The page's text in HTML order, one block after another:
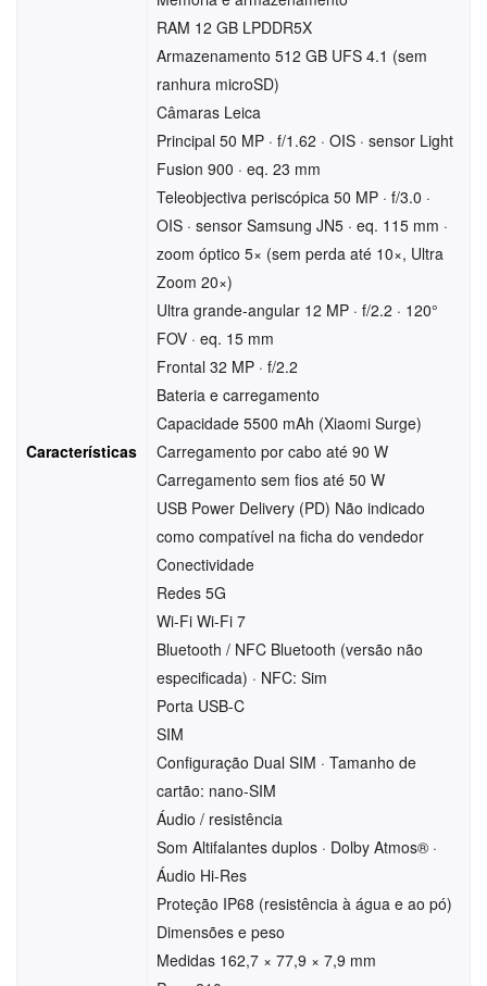
Características
RAM 12 GB LPDDR5X
Armazenamento 512 GB UFS 4.1 (sem
ranhura microSD)
Câmaras Leica
Principal 50 MP · f/1.62 · OIS · sensor Light
Fusion 900 · eq. 23 mm
Teleobjectiva periscópica 50 MP · f/3.0 ·
OIS · sensor Samsung JN5 · eq. 115 mm ·
zoom óptico 5× (sem perda até 10×, Ultra
Zoom 20×)
Ultra grande-angular 12 MP · f/2.2 · 120°
FOV · eq. 15 mm
Frontal 32 MP · f/2.2
Bateria e carregamento
Capacidade 5500 mAh (Xiaomi Surge)
Carregamento por cabo até 90 W
Carregamento sem fios até 50 W
USB Power Delivery (PD) Não indicado
como compatível na ficha do vendedor
Conectividade
Redes 5G
Wi-Fi Wi-Fi 7
Bluetooth / NFC Bluetooth (versão não
especificada) · NFC: Sim
Porta USB-C
SIM
Configuração Dual SIM · Tamanho de
cartão: nano-SIM
Áudio / resistência
Som Altifalantes duplos · Dolby Atmos® ·
Áudio Hi-Res
Proteção IP68 (resistência à água e ao pó)
Dimensões e peso
Medidas 162,7 × 77,9 × 7,9 mm